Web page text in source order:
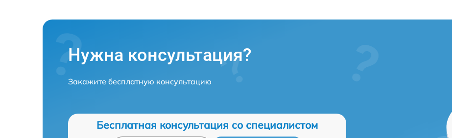
Нужна консультация?
Закажите бесплатную консультацию
Бесплатная консультация со специалистом